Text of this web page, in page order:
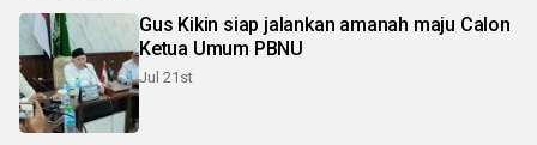
Gus Kikin siap jalankan amanah maju Calon
Ketua Umum PBNU
Jul 21st